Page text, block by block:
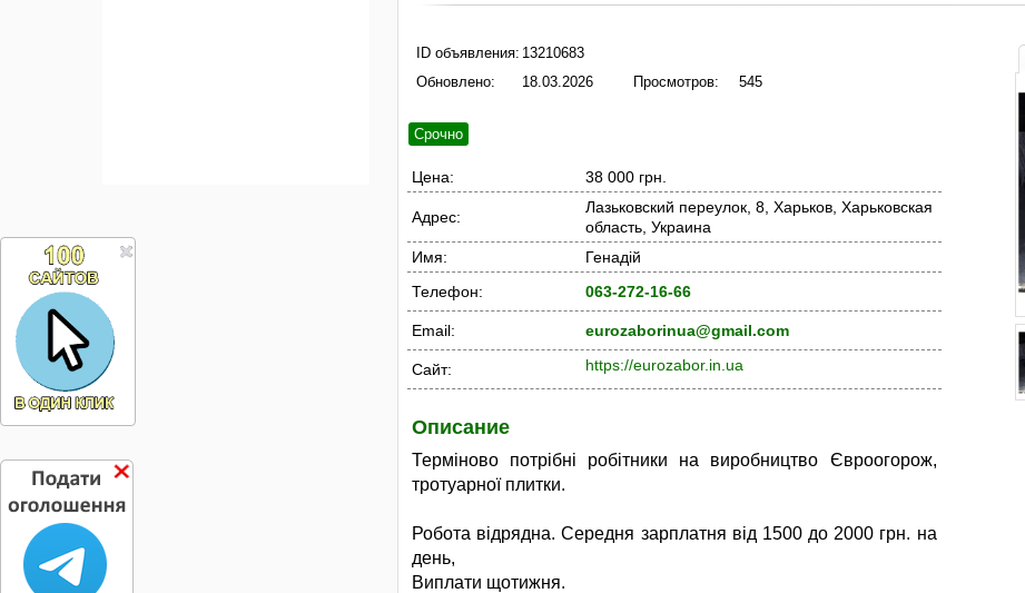
ID объявления: 13210683
Обновлено:
18.03.2026 Просмотров: 545
Срочно
Цена: 38 000 грн.
Адрес:
Лазьковский переулок, 8, Харьков, Харьковская
область, Украина
Имя:
Генадій
Телефон:
063-272-16-66
Email: eurozaborinua@gmail.com
Сайт: https://eurozabor.in.ua
Описание
Терміново потрібні робітники на виробництво Євроогорож,
тротуарної плитки.
Робота відрядна. Середня зарплатня від 1500 до 2000 грн. на
день,
Виплати щотижня.